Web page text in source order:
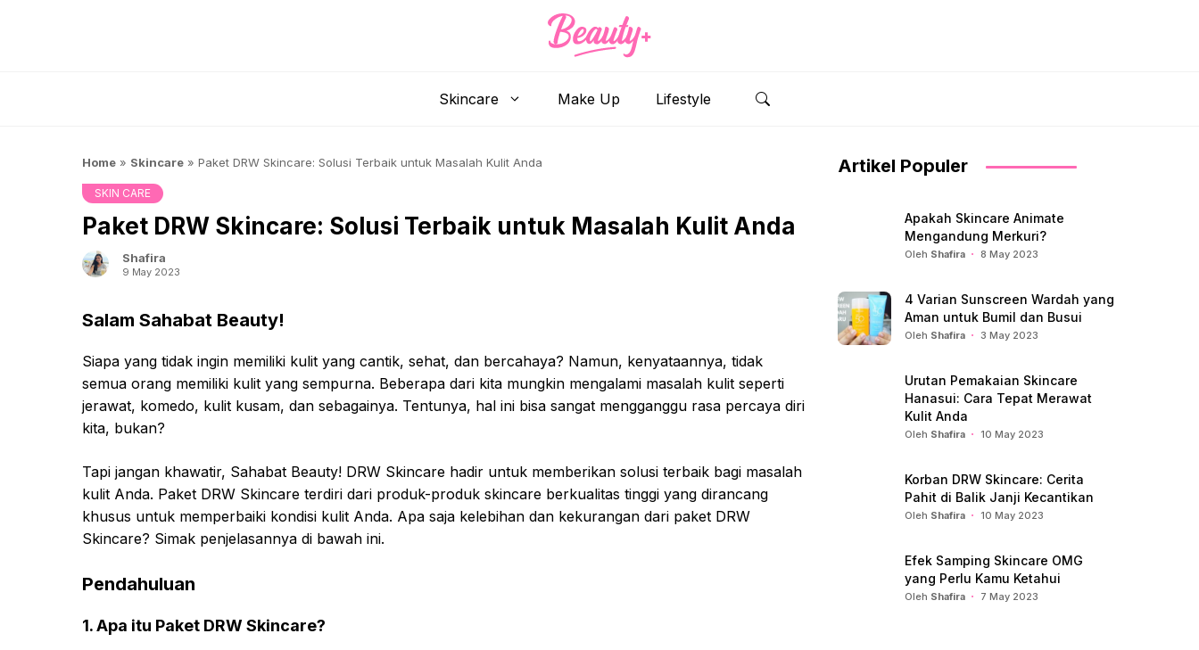
Skincare Make Up Lifestyle
Home » Skincare » Paket DRW Skincare: Solusi Terbaik untuk Masalah Kulit Anda
SKIN CARE
Paket DRW Skincare: Solusi Terbaik untuk Masalah Kulit Anda
Shafira
9 May 2023
Salam Sahabat Beauty!
Siapa yang tidak ingin memiliki kulit yang cantik, sehat, dan bercahaya? Namun, kenyataannya, tidak
semua orang memiliki kulit yang sempurna. Beberapa dari kita mungkin mengalami masalah kulit seperti
jerawat, komedo, kulit kusam, dan sebagainya. Tentunya, hal ini bisa sangat mengganggu rasa percaya diri
kita, bukan?
Tapi jangan khawatir, Sahabat Beauty! DRW Skincare hadir untuk memberikan solusi terbaik bagi masalah
kulit Anda. Paket DRW Skincare terdiri dari produk-produk skincare berkualitas tinggi yang dirancang
khusus untuk memperbaiki kondisi kulit Anda. Apa saja kelebihan dan kekurangan dari paket DRW
Skincare? Simak penjelasannya di bawah ini.
Pendahuluan
1. Apa itu Paket DRW Skincare?
Artikel Populer
Apakah Skincare Animate
Mengandung Merkuri?
Oleh Shafira 8 May 2023
4 Varian Sunscreen Wardah yang
Aman untuk Bumil dan Busui
Oleh Shafira 3 May 2023
Urutan Pemakaian Skincare
Hanasui: Cara Tepat Merawat
Kulit Anda
Oleh Shafira 10 May 2023
Korban DRW Skincare: Cerita
Pahit di Balik Janji Kecantikan
Oleh Shafira 10 May 2023
Efek Samping Skincare OMG
yang Perlu Kamu Ketahui
Oleh Shafira 7 May 2023